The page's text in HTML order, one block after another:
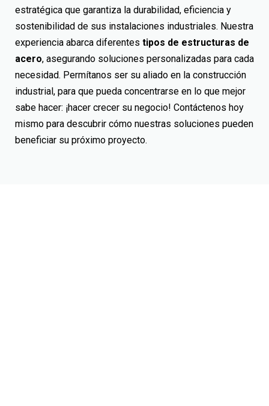
estratégica que garantiza la durabilidad, eficiencia y
sostenibilidad de sus instalaciones industriales. Nuestra
experiencia abarca diferentes tipos de estructuras de
acero, asegurando soluciones personalizadas para cada
necesidad. Permítanos ser su aliado en la construcción
industrial, para que pueda concentrarse en lo que mejor
sabe hacer: ¡hacer crecer su negocio! Contáctenos hoy
mismo para descubrir cómo nuestras soluciones pueden
beneficiar su próximo proyecto.